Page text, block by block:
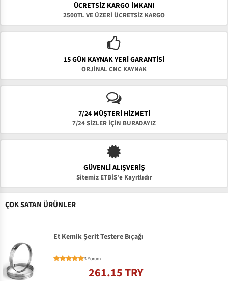
ÜCRETSIZ KARGO İMKANI
2500TL VE ÜZERİ ÜCRETSİZ KARGO
15 GÜN KAYNAK YERI GARANTISI
ORJİNAL CNC KAYNAK
7/24 MÜŞTERİ HİZMETİ
7/24 SİZLER İÇİN BURADAYIZ
GÜVENLI ALIŞVERIŞ
Sitemiz ETBİS'e Kayıtlıdır
ÇOK SATAN ÜRÜNLER
Et Kemik Şerit Testere Bıçağı
3 Yorum
261.15 TRY